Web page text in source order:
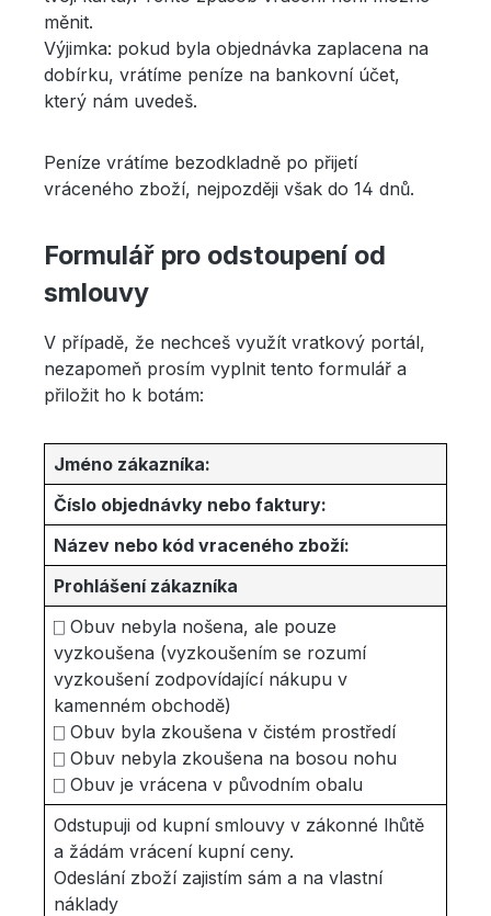
měnit.
Výjimka: pokud byla objednávka zaplacena na
dobírku, vrátíme peníze na bankovní účet,
který nám uvedeš.
Peníze vrátíme bezodkladně po přijetí
vráceného zboží, nejpozději však do 14 dnů.
Formulář pro odstoupení od
smlouvy
V případě, že nechceš využít vratkový portál,
nezapomeň prosím vyplnit tento formulář a
přiložit ho k botám:
Jméno zákazníka:
Číslo objednávky nebo faktury:
Název nebo kód vraceného zboží:
Prohlášení zákazníka
⎕ Obuv nebyla nošena, ale pouze
vyzkoušena (vyzkoušením se rozumí
vyzkoušení zodpovídající nákupu v
kamenném obchodě)
⎕ Obuv byla zkoušena v čistém prostředí
⎕ Obuv nebyla zkoušena na bosou nohu
⎕ Obuv je vrácena v původním obalu
Odstupuji od kupní smlouvy v zákonné lhůtě
a žádám vrácení kupní ceny.
Odeslání zboží zajistím sám a na vlastní
náklady